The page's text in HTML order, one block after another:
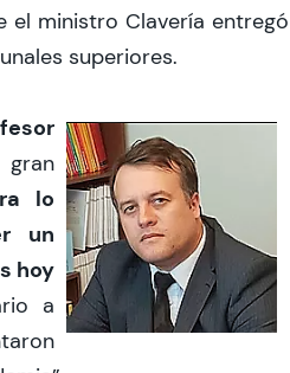
el ministro Clavería entregó
superiores.
lo
un
hoy
a